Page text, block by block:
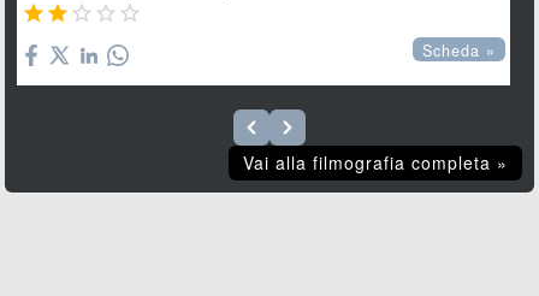
    
Scheda »
Vai alla filmografia completa »